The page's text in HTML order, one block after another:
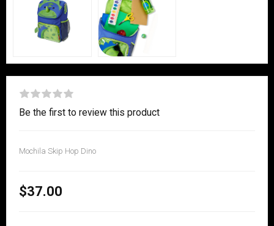
Be the first to review this product
Mochila Skip Hop Dino
$37.00